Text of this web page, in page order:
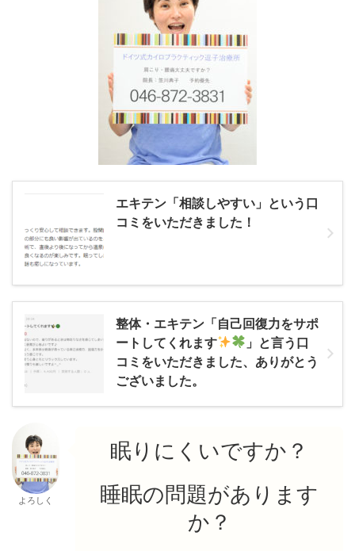
エキテン「相談しやすい」という口
コミをいただきました！
整体・エキテン「自己回復力をサポ
ートしてくれます
」と言う口
コミをいただきました、ありがとう
ございました。
よろしく
眠りにくいですか？
睡眠の問題があります
か？